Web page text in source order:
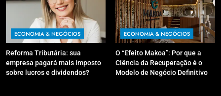
ECONOMIA & NEGÓCIOS
Reforma Tributária: sua
empresa pagará mais imposto
sobre lucros e dividendos?
ECONOMIA & NEGÓCIOS
O “Efeito Makoa”: Por que a
Ciência da Recuperação é o
Modelo de Negócio Definitivo